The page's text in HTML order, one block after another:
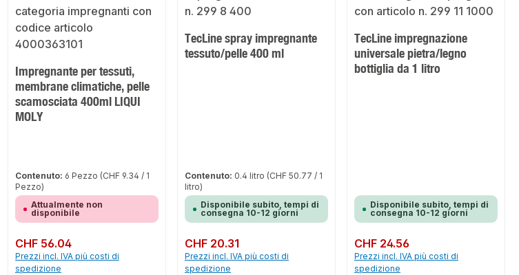
Impregnante per tessuti,
membrane climatiche, pelle
scamosciata 400ml LIQUI
MOLY
Contenuto: 6 Pezzo (CHF 9.34 / 1
Pezzo)
Attualmente non
disponibile
Prezzo normale:
CHF 56.04
Prezzi incl. IVA più costi di
spedizione
TecLine spray impregnante
tessuto/pelle 400 ml
Contenuto: 0.4 litro (CHF 50.77 / 1
litro)
Disponibile subito, tempi di
consegna 10-12 giorni
Prezzo normale:
CHF 20.31
Prezzi incl. IVA più costi di
spedizione
TecLine impregnazione
universale pietra/legno
bottiglia da 1 litro
Disponibile subito, tempi di
consegna 10-12 giorni
Prezzo normale:
CHF 24.56
Prezzi incl. IVA più costi di
spedizione